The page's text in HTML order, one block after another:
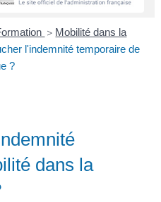
E
> Mobilité dans la
l'indemnité temporaire de
?
dans la